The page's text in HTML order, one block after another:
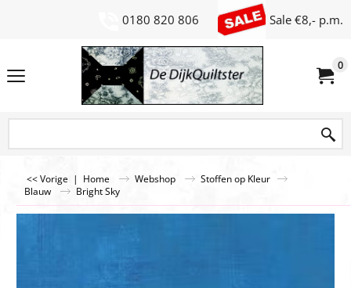
0180 820 806 Sale €8,- p.m.
0
<< Vorige | Home Webshop
Stoffen op Kleur
Blauw
Bright Sky